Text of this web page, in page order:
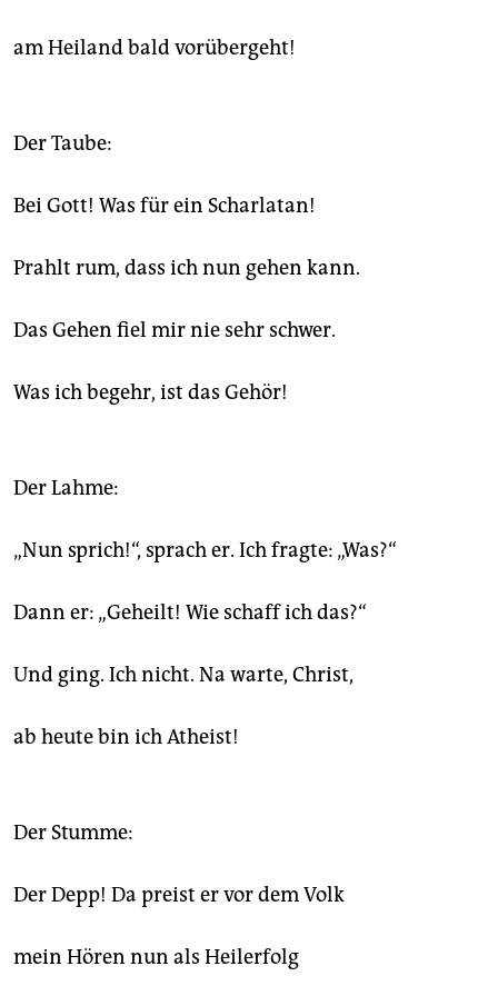
am Heiland bald vorübergeht!
Der Taube:
Bei Gott! Was für ein Scharlatan!
Prahlt rum, dass ich nun gehen kann.
Das Gehen fiel mir nie sehr schwer.
Was ich begehr, ist das Gehör!
Der Lahme:
„Nun sprich!“, sprach er. Ich fragte: „Was?“
Dann er: „Geheilt! Wie schaff ich das?“
Und ging. Ich nicht. Na warte, Christ,
ab heute bin ich Atheist!
Der Stumme:
Der Depp! Da preist er vor dem Volk
mein Hören nun als Heilerfolg